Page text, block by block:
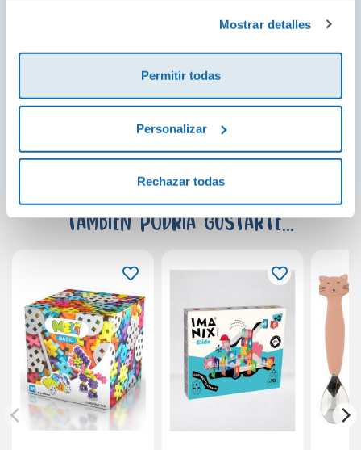
Mostrar detalles
Permitir todas
Personalizar
Rechazar todas
entretenimiento, sino para desarrollo de
¡Ver todo!
También podría gustarte...